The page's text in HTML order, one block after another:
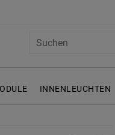
INNENLEUCHTEN